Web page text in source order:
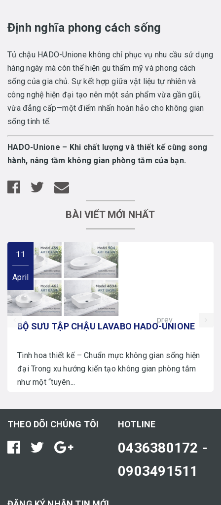
Định nghĩa phong cách sống
Tủ chậu HADO-Unione không chỉ phục vụ nhu cầu sử dụng
hàng ngày mà còn thể hiện gu thẩm mỹ và phong cách
sống của gia chủ. Sự kết hợp giữa vật liệu tự nhiên và
công nghệ hiện đại tạo nên một sản phẩm vừa gần gũi,
vừa đẳng cấp—một điểm nhấn hoàn hảo cho không gian
sống tinh tế.
HADO-Unione – Khi chất lượng và thiết kế cùng song
hành, nâng tầm không gian phòng tắm của bạn.
BÀI VIẾT MỚI NHẤT
11
April
BỘ SƯU TẬP CHẬU LAVABO HADO-UNIONE
Tinh hoa thiết kế – Chuẩn mực không gian sống hiện
đại Trong xu hướng kiến tạo không gian phòng tắm
như một “tuyên...
prev
THEO DÕI CHÚNG TÔI HOTLINE
0436380172 -
0903491511